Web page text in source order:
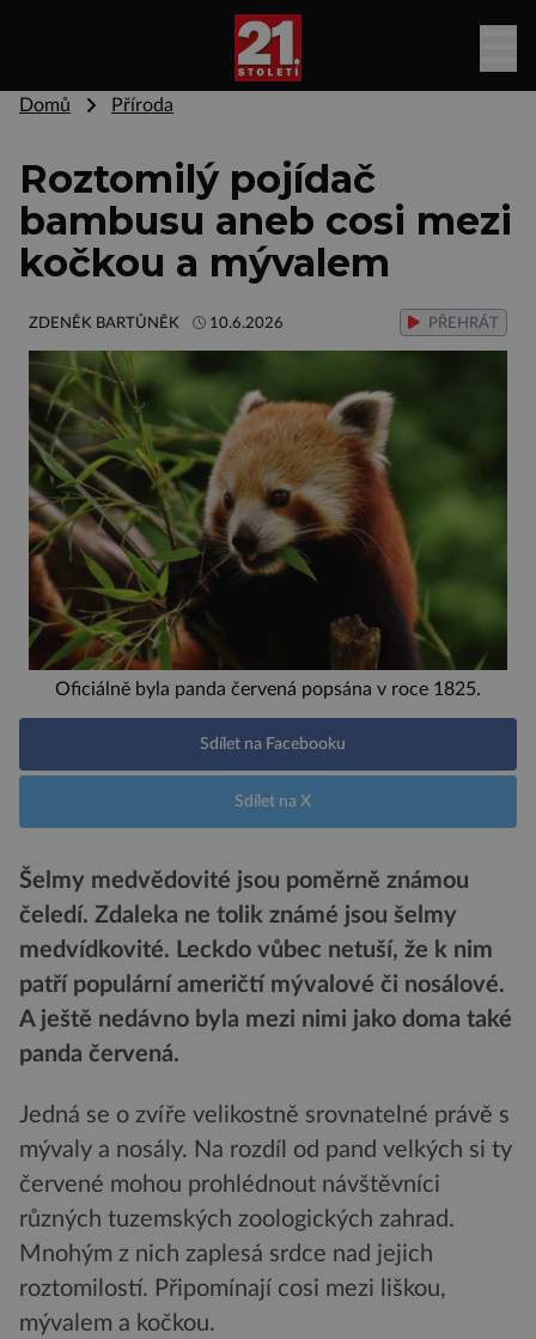
Domů Příroda
Roztomilý pojídač
bambusu aneb cosi mezi
kočkou a mývalem
ZDENĚK BARTŮNĚK 10.6.2026 PŘEHRÁT
Oficiálně byla panda červená popsána v roce 1825.
Sdílet na Facebooku
Sdílet na X
Šelmy medvědovité jsou poměrně známou
čeledí. Zdaleka ne tolik známé jsou šelmy
medvídkovité. Leckdo vůbec netuší, že k nim
patří populární američtí mývalové či nosálové.
A ještě nedávno byla mezi nimi jako doma také
panda červená.
Jedná se o zvíře velikostně srovnatelné právě s
mývaly a nosály. Na rozdíl od pand velkých si ty
červené mohou prohlédnout návštěvníci
různých tuzemských zoologických zahrad.
Mnohým z nich zaplesá srdce nad jejich
roztomilostí. Připomínají cosi mezi liškou,
mývalem a kočkou.